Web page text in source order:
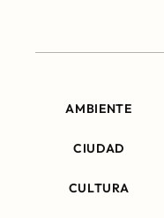
AMBIENTE
CIUDAD
CULTURA